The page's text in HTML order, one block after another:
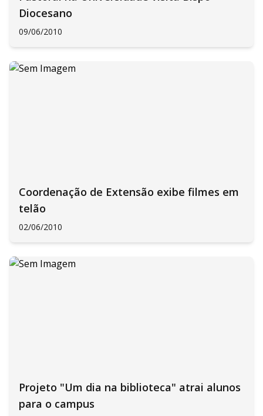
Diocesano
09/06/2010
Coordenação de Extensão exibe filmes em
telão
02/06/2010
Projeto "Um dia na biblioteca" atrai alunos
para o campus